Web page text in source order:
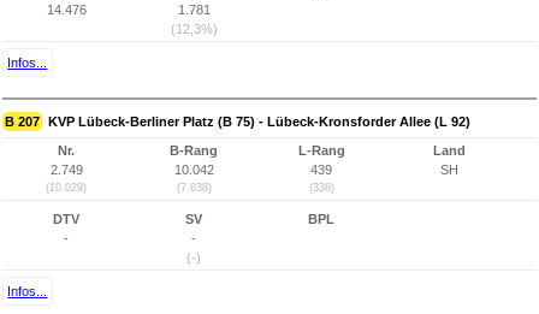
14.476
1.781
(12,3%)
Infos...
B 207 KVP Lübeck-Berliner Platz (B 75) - Lübeck-Kronsforder Allee (L 92)
Nr.
2.749
(10.029)
B-Rang
10.042
(7.638)
L-Rang
439
(338)
Land
SH
DTV
-
SV
-
(-)
BPL
Infos...